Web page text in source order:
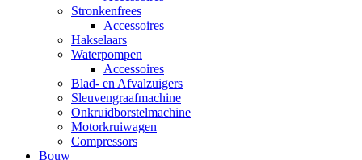
Stronkenfrees
Accessoires
Hakselaars
Waterpompen
Accessoires
Blad- en Afvalzuigers
Sleuvengraafmachine
Onkruidborstelmachine
Motorkruiwagen
Compressors
Bouw